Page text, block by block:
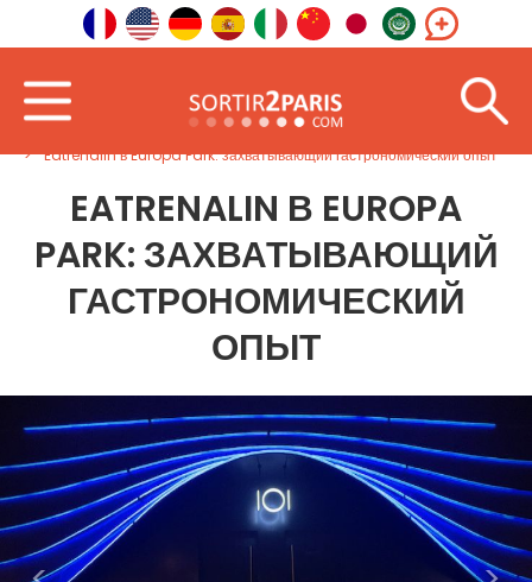
Eatrenalin в Europa Park: захватывающий гастрономический опыт
EATRENALIN В EUROPA
PARK: ЗАХВАТЫВАЮЩИЙ
ГАСТРОНОМИЧЕСКИЙ
ОПЫТ